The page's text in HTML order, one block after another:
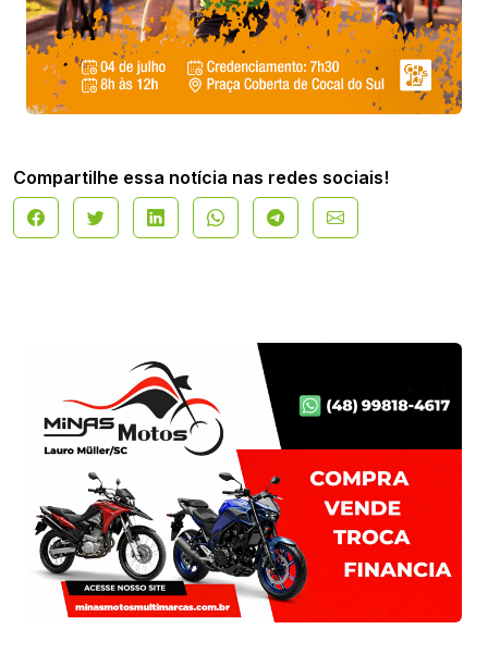
Compartilhe essa notícia nas redes sociais!